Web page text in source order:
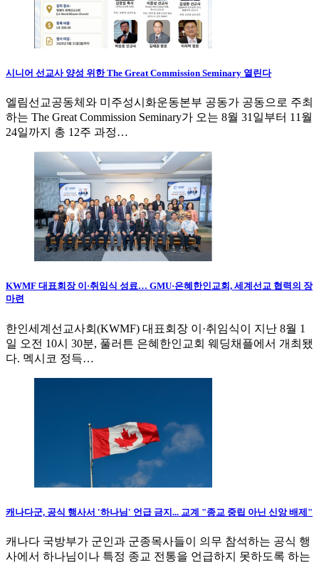
시니어 선교사 양성 위한 The Great Commission Seminary 열린다
엘림선교공동체와 미주성시화운동본부 공동가 공동으로 주최
하는 The Great Commission Seminary가 오는 8월 31일부터 11월
24일까지 총 12주 과정…
KWMF 대표회장 이·취임식 성료… GMU·은혜한인교회, 세계선교 협력의 장
마련
한인세계선교사회(KWMF) 대표회장 이·취임식이 지난 8월 1
일 오전 10시 30분, 풀러튼 은혜한인교회 웨딩채플에서 개최됐
다. 멕시코 정득…
캐나다군, 공식 행사서 '하나님' 언급 금지... 교계 "종교 중립 아닌 신앙 배제"
캐나다 국방부가 군인과 군종목사들이 의무 참석하는 공식 행
사에서 하나님이나 특정 종교 전통을 언급하지 못하도록 하는